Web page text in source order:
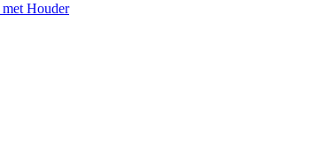
met Houder